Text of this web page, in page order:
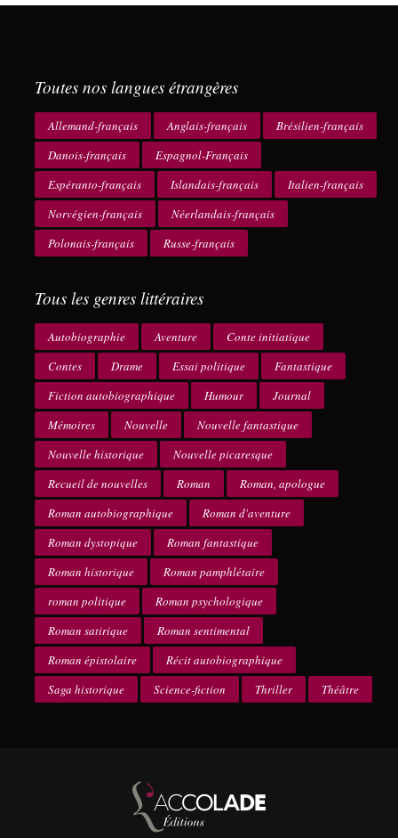
Toutes nos langues étrangères
Allemand-français Anglais-français
Brésilien-français
Danois-français
Espagnol-Français
Espéranto-français
Islandais-français
Italien-français
Norvégien-français
Néerlandais-français
Polonais-français
Russe-français
Tous les genres littéraires
Autobiographie Aventure
Conte initiatique
Contes
Drame Essai politique
Fantastique
Fiction autobiographique
Humour
Journal
Mémoires
Nouvelle
Nouvelle fantastique
Nouvelle historique
Nouvelle picaresque
Recueil de nouvelles
Roman
Roman, apologue
Roman autobiographique
Roman d'aventure
Roman dystopique
Roman fantastique
Roman historique
Roman pamphlétaire
roman politique
Roman psychologique
Roman satirique
Roman sentimental
Roman épistolaire
Récit autobiographique
Saga historique
Science-fiction Thriller Théâtre